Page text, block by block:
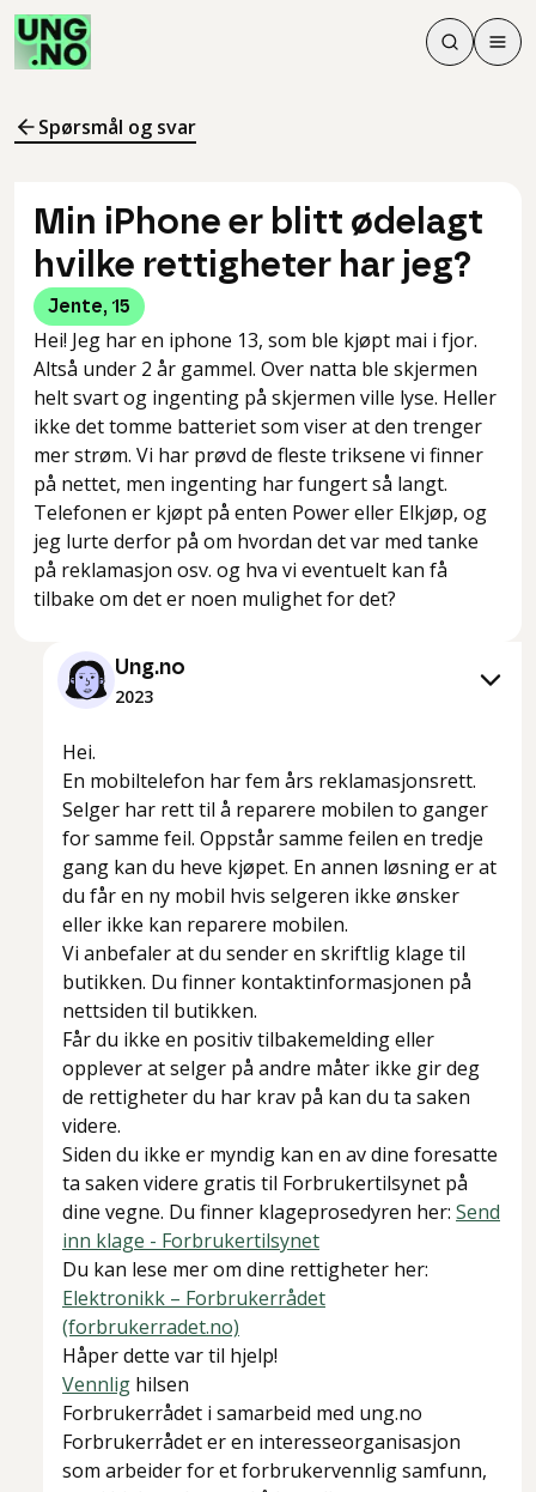
Søk
Søk
Meny
Spørsmål og svar
Min iPhone er blitt ødelagt
hvilke rettigheter har jeg?
Jente, 15
Hei! Jeg har en iphone 13, som ble kjøpt mai i fjor.
Altså under 2 år gammel. Over natta ble skjermen
helt svart og ingenting på skjermen ville lyse. Heller
ikke det tomme batteriet som viser at den trenger
mer strøm. Vi har prøvd de fleste triksene vi finner
på nettet, men ingenting har fungert så langt.
Telefonen er kjøpt på enten Power eller Elkjøp, og
jeg lurte derfor på om hvordan det var med tanke
på reklamasjon osv. og hva vi eventuelt kan få
tilbake om det er noen mulighet for det?
Ung.no
2023
Hei.
En mobiltelefon har fem års reklamasjonsrett.
Selger har rett til å reparere mobilen to ganger
for samme feil. Oppstår samme feilen en tredje
gang kan du heve kjøpet. En annen løsning er at
du får en ny mobil hvis selgeren ikke ønsker
eller ikke kan reparere mobilen.
Vi anbefaler at du sender en skriftlig klage til
butikken. Du finner kontaktinformasjonen på
nettsiden til butikken.
Får du ikke en positiv tilbakemelding eller
opplever at selger på andre måter ikke gir deg
de rettigheter du har krav på kan du ta saken
videre.
Siden du ikke er myndig kan en av dine foresatte
ta saken videre gratis til Forbrukertilsynet på
dine vegne. Du finner klageprosedyren her: Send
inn klage - Forbrukertilsynet
Du kan lese mer om dine rettigheter her:
Elektronikk – Forbrukerrådet
(forbrukerradet.no)
Håper dette var til hjelp!
Vennlig hilsen
Forbrukerrådet i samarbeid med ung.no
Forbrukerrådet er en interesseorganisasjon
som arbeider for et forbrukervennlig samfunn,